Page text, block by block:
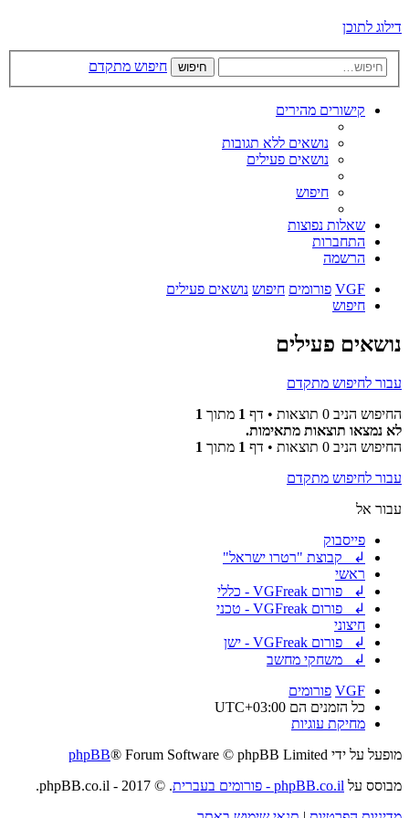
דילוג לתוכן
חיפוש חיפוש מתקדם
קישורים מהירים
נושאים ללא תגובות
נושאים פעילים
חיפוש
שאלות נפוצות
התחברות
הרשמה
VGF פורומים חיפוש נושאים פעילים
חיפוש
נושאים פעילים
עבור לחיפוש מתקדם
החיפוש הניב 0 תוצאות • דף
1 מתוך 1
לא נמצאו תוצאות מתאימות.
החיפוש הניב 0 תוצאות • דף
1 מתוך 1
עבור לחיפוש מתקדם
עבור אל
פייסבוק
↲ קבוצת "רטרו ישראל"
ראשי
↲ פורום VGFreak - כללי
↲ פורום VGFreak - טכני
חיצוני
↲ פורום VGFreak - ישן
↲ משחקי מחשב
VGF פורומים
כל הזמנים הם UTC+03:00
מחיקת עוגיות
מופעל על ידי
phpBB® Forum Software © phpBB Limited
מבוסס על phpBB.co.il - פורומים בעברית
. © 2017 - phpBB.co.il.